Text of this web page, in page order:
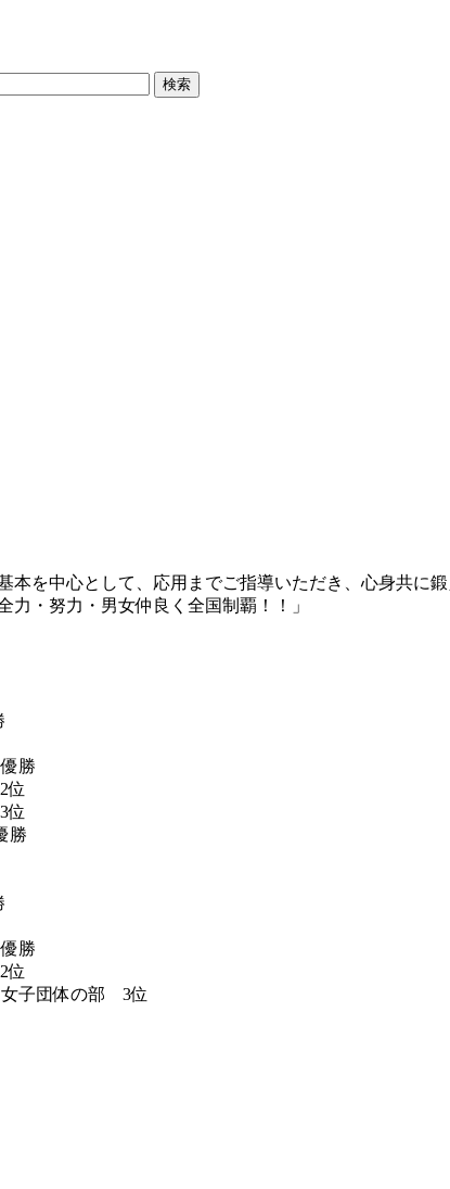
を中心として、応用までご指導いただき、心身共に
力・努力・男女仲良く全国制覇！！」
勝
位
位
勝
勝
位
女子団体の部 3位